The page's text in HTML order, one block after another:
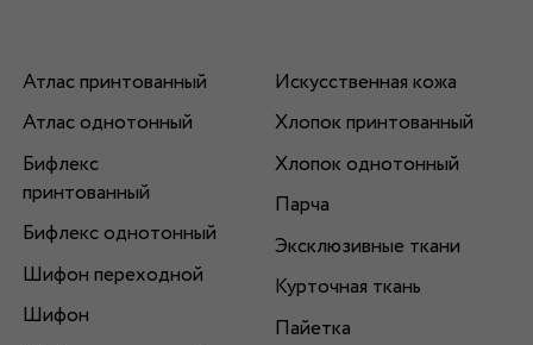
Атлас принтованный
Атлас однотонный
Бифлекс
принтованный
Бифлекс однотонный
Шифон переходной
Шифон
Искусственная кожа
Хлопок принтованный
Хлопок однотонный
Парча
Эксклюзивные ткани
Курточная ткань
Пайетка